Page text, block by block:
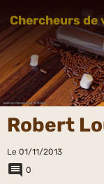
Chercheurs de
Robert
Le 01/11/2013
0